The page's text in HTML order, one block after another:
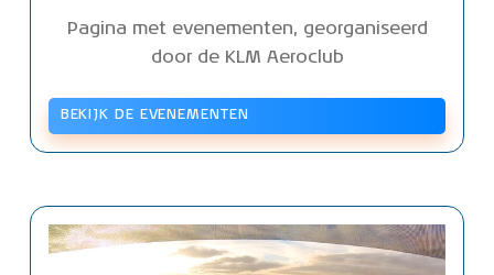
Pagina met evenementen, georganiseerd
door de KLM Aeroclub
BEKIJK DE EVENEMENTEN